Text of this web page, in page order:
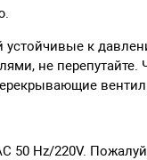
к
не
50 Hz/220V.